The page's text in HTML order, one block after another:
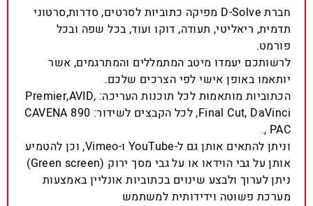
חברת D-Solve מפיקה כתוביות לסרטים, סדרות,סרטוני
תדמית, ריאליטי, תעודה, דוקו ועוד, בכל שפה ובכל
פורמט.
לרשותכם יעמדו מיטב המתמללים והמתרגמים, אשר
יותאמו באופן אישי לפי הצרכים שלכם.
הכתוביות מותאמות לכל תוכנות העריכה: Premier,AVID,
Final Cut, DaVinci, לכל הקבצים לשידור: 890 CAVENA
, PAC.
וניתן להתאים אותן גם ל-YouTube ו-Vimeo, וכן להטמיע
אותן על גבי הוידאו או על גבי מסך ירוק (Green screen)
ניתן לערוך ולבצע שינוים בכתוביות אונליין באמצעות
מערכת פשוטה וידידותית למשתמש